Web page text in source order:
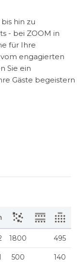
hin zu
- bei ZOOM in
für Ihre
vom engagierten
Sie ein
Gäste begeistern
1800 495
500 140